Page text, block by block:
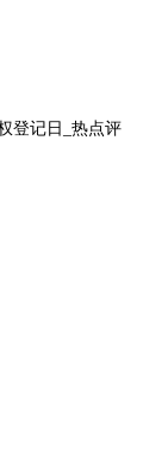
登记日_热点评